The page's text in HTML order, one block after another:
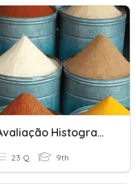
Avaliação Histogramas E Probabilidades
23 Q 9th